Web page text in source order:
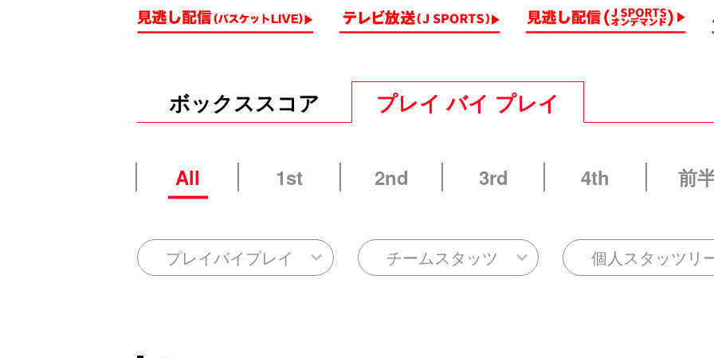
ボックススコア プレイ バイ プレイ
All 1st 2nd 3rd 4th 前
プレイバイプレイ チームスタッツ 個人スタッツリ